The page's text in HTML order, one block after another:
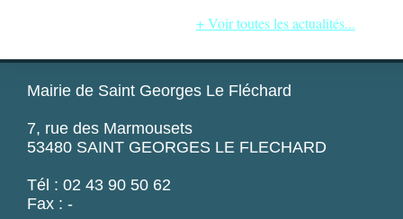
+ Voir toutes les actualités...
Mairie de Saint Georges Le Fléchard
7, rue des Marmousets
53480 SAINT GEORGES LE FLECHARD
Tél : 02 43 90 50 62
Fax : -